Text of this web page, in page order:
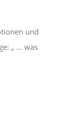
und
„ … was